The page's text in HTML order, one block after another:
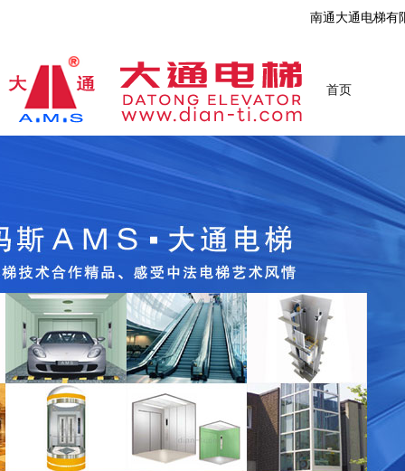
南通大通电梯有
首页